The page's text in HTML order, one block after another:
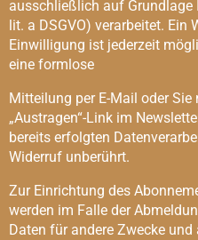
ausschließlich auf Grundlage
lit. a DSGVO) verarbeitet. Ein
Einwilligung ist jederzeit
eine formlose
Mitteilung per E-Mail oder Sie
„Austragen“-Link im
bereits erfolgten
Widerruf unberührt.
Zur Einrichtung des
werden im Falle der
Daten für andere Zwecke